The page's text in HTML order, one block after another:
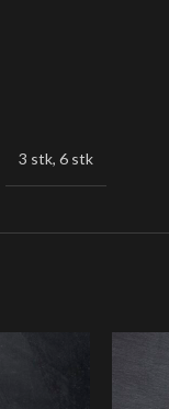
3 stk, 6 stk